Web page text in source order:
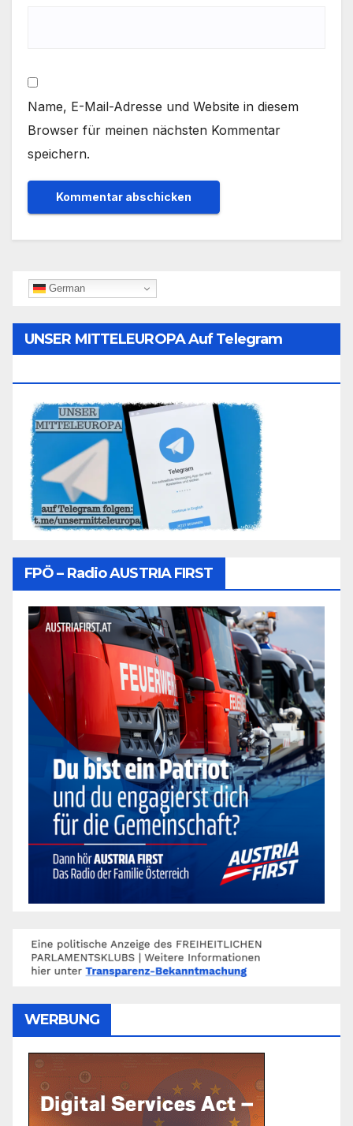
Name, E-Mail-Adresse und Website in diesem
Browser für meinen nächsten Kommentar
speichern.
German
UNSER MITTELEUROPA Auf Telegram
FPÖ – Radio AUSTRIA FIRST
WERBUNG